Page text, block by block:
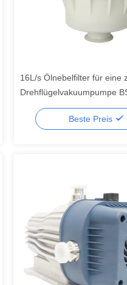
16L/s Ölnebelfilter für eine
Drehflügelvakuumpumpe
Beste Preis